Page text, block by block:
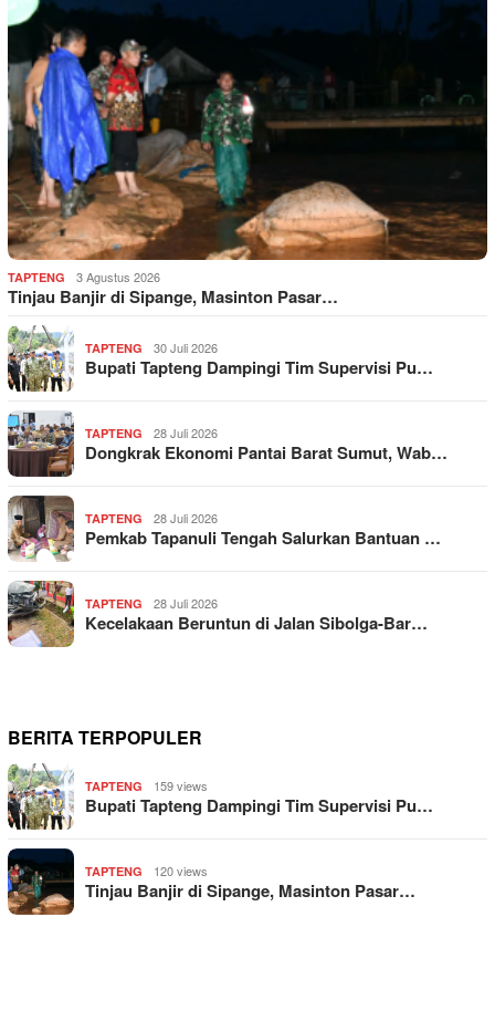
TAPTENG 3 Agustus 2026
Tinjau Banjir di Sipange, Masinton Pasar…
TAPTENG 30 Juli 2026
Bupati Tapteng Dampingi Tim Supervisi Pu…
TAPTENG 28 Juli 2026
Dongkrak Ekonomi Pantai Barat Sumut, Wab…
TAPTENG 28 Juli 2026
Pemkab Tapanuli Tengah Salurkan Bantuan …
TAPTENG 28 Juli 2026
Kecelakaan Beruntun di Jalan Sibolga-Bar…
BERITA TERPOPULER
TAPTENG 159 views
Bupati Tapteng Dampingi Tim Supervisi Pu…
TAPTENG 120 views
Tinjau Banjir di Sipange, Masinton Pasar…